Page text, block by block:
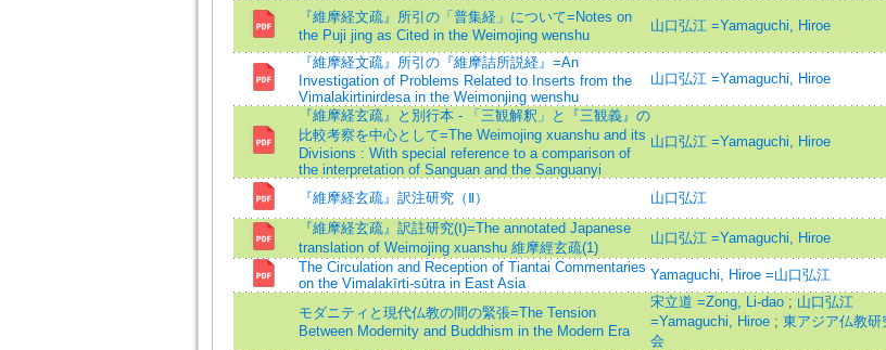
『維摩経文疏』所引の「普集経」について=Notes on
the Puji jing as Cited in the Weimojing wenshu
山口弘江 =Yamaguchi, Hiroe
『維摩経文疏』所引の『維摩詰所説経』=An
Investigation of Problems Related to Inserts from the
Vimalakirtinirdesa in the Weimonjing wenshu
山口弘江 =Yamaguchi, Hiroe
『維摩経玄疏』と別行本 - 「三観解釈」と『三観義』の
比較考察を中心として=The Weimojing xuanshu and its
Divisions : With special reference to a comparison of
the interpretation of Sanguan and the Sanguanyi
山口弘江 =Yamaguchi, Hiroe
『維摩経玄疏』訳注研究（Ⅱ） 山口弘江
『維摩経玄疏』訳註研究(Ⅰ)=The annotated Japanese
translation of Weimojing xuanshu 維摩經玄疏(1)
山口弘江 =Yamaguchi, Hiroe
The Circulation and Reception of Tiantai Commentaries
on the Vimalakīrti-sūtra in East Asia
Yamaguchi, Hiroe =山口弘江
モダニティと現代仏教の間の緊張=The Tension
Between Modernity and Buddhism in the Modern Era
宋立道 =Zong, Li-dao ; 山口弘江
=Yamaguchi, Hiroe ; 東アジア仏教研
会